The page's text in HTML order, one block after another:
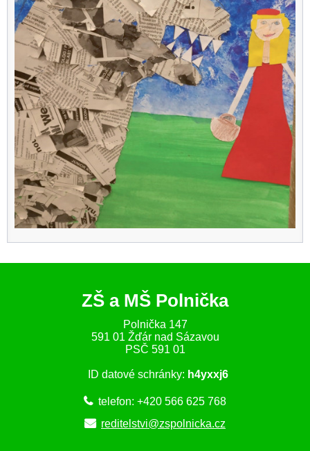
ZŠ a MŠ Polnička
Polnička 147
591 01 Žďár nad Sázavou
PSČ 591 01
ID datové schránky: h4yxxj6
telefon: +420 566 625 768
reditelstvi@zspolnicka.cz